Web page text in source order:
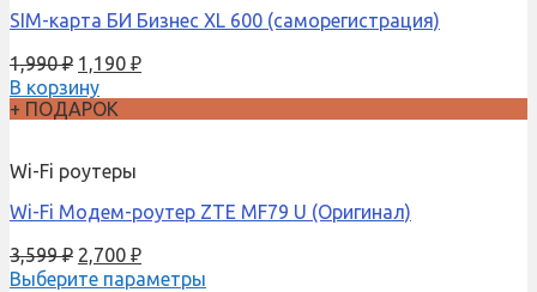
SIM-карта БИ Бизнес XL 600 (саморегистрация)
1,990₽ 1,190 ₽
В корзину
+ ПОДАРОК
Wi-Fi роутеры
Wi-Fi Модем-роутер ZTE MF79 U (Оригинал)
3,599₽ 2,700 ₽
Выберите параметры